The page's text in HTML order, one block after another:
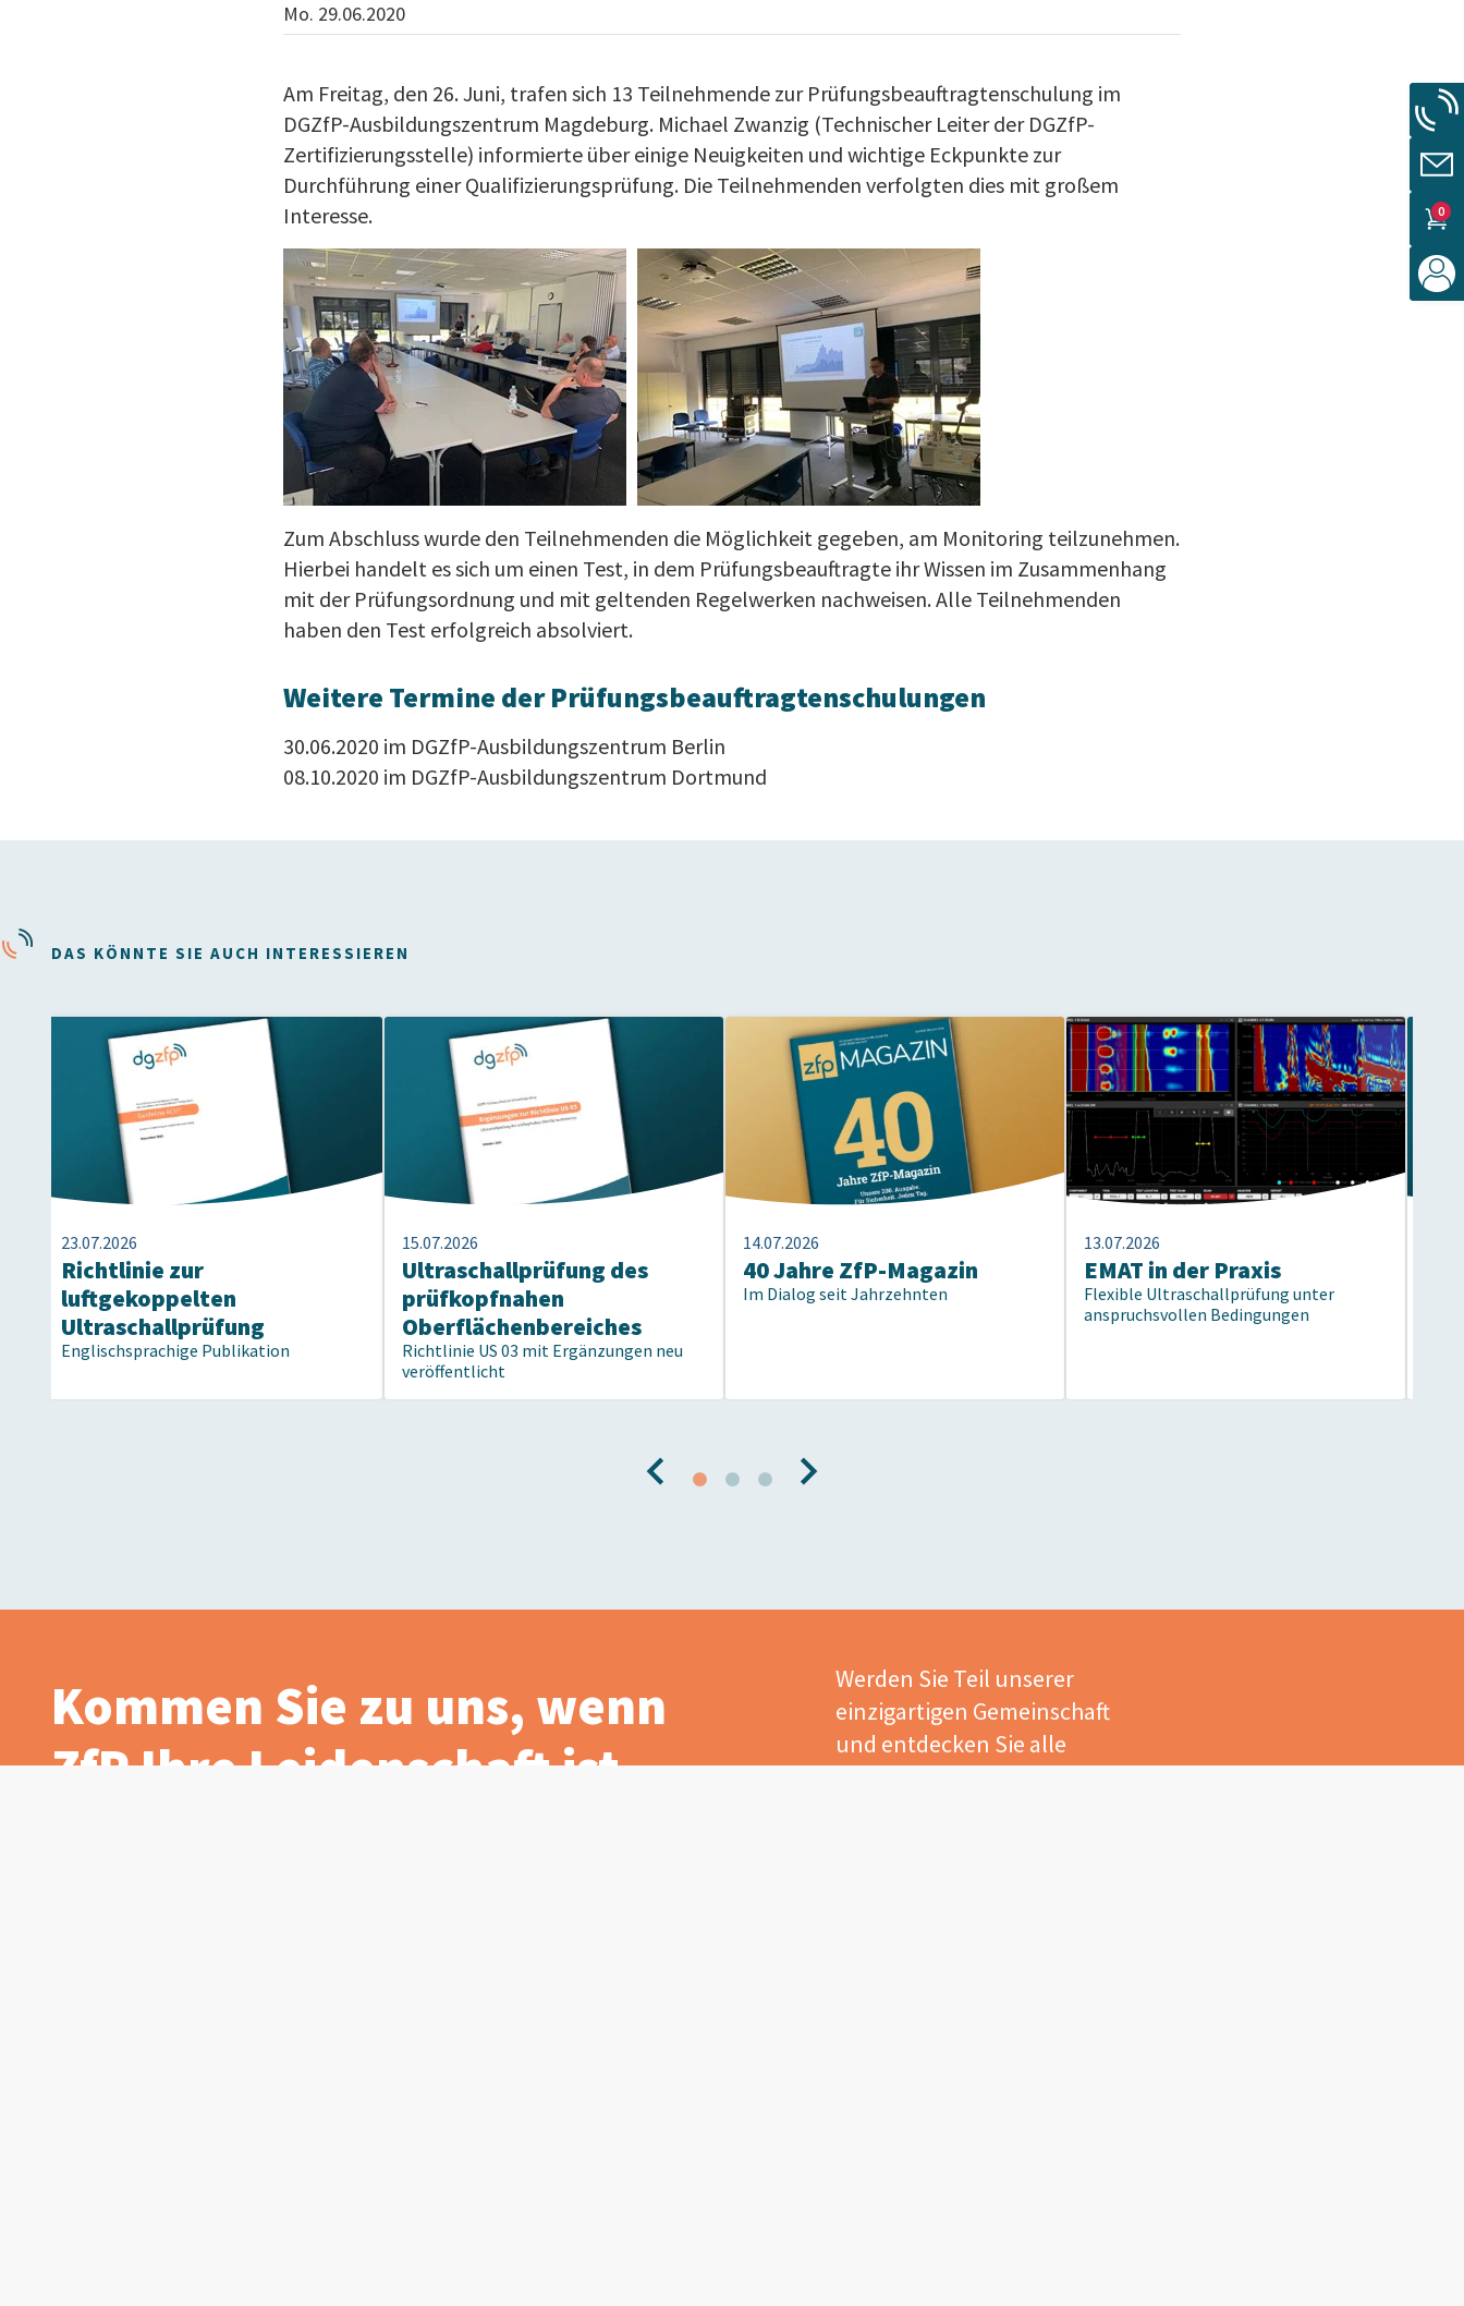
0
Mo. 29.06.2020
Am Freitag, den 26. Juni, trafen sich 13 Teilnehmende zur Prüfungsbeauftragtenschulung im
DGZfP-Ausbildungszentrum Magdeburg. Michael Zwanzig (Technischer Leiter der DGZfP-
Zertifizierungsstelle) informierte über einige Neuigkeiten und wichtige Eckpunkte zur
Durchführung einer Qualifizierungsprüfung. Die Teilnehmenden verfolgten dies mit großem
Interesse.
Zum Abschluss wurde den Teilnehmenden die Möglichkeit gegeben, am Monitoring teilzunehmen.
Hierbei handelt es sich um einen Test, in dem Prüfungsbeauftragte ihr Wissen im Zusammenhang
mit der Prüfungsordnung und mit geltenden Regelwerken nachweisen. Alle Teilnehmenden
haben den Test erfolgreich absolviert.
Weitere Termine der Prüfungsbeauftragtenschulungen
30.06.2020 im DGZfP-Ausbildungszentrum Berlin
08.10.2020 im DGZfP-Ausbildungszentrum Dortmund
DAS KÖNNTE SIE AUCH INTERESSIEREN
23.07.2026
Richtlinie zur
luftgekoppelten
Ultraschallprüfung
Englischsprachige Publikation
15.07.2026
Ultraschallprüfung des
prüfkopfnahen
Oberflächenbereiches
Richtlinie US 03 mit Ergänzungen neu
veröffentlicht
14.07.2026
40 Jahre ZfP-Magazin
Im Dialog seit Jahrzehnten
13.07.2026
EMAT in der Praxis
Flexible Ultraschallprüfung unter
anspruchsvollen Bedingungen
Kommen Sie zu uns, wenn
ZfP Ihre Leidenschaft ist
Werden Sie Teil unserer
einzigartigen Gemeinschaft
und entdecken Sie alle